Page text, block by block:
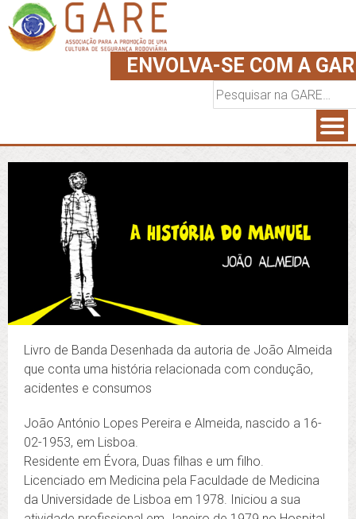
ENVOLVA-SE COM A
Pesquisar
por:
Livro de Banda Desenhada da autoria de João Almeida
que conta uma história relacionada com condução,
acidentes e consumos
João António Lopes Pereira e Almeida, nascido a 16-
02-1953, em Lisboa.
Residente em Évora, Duas filhas e um filho.
Licenciado em Medicina pela Faculdade de Medicina
da Universidade de Lisboa em 1978. Iniciou a sua